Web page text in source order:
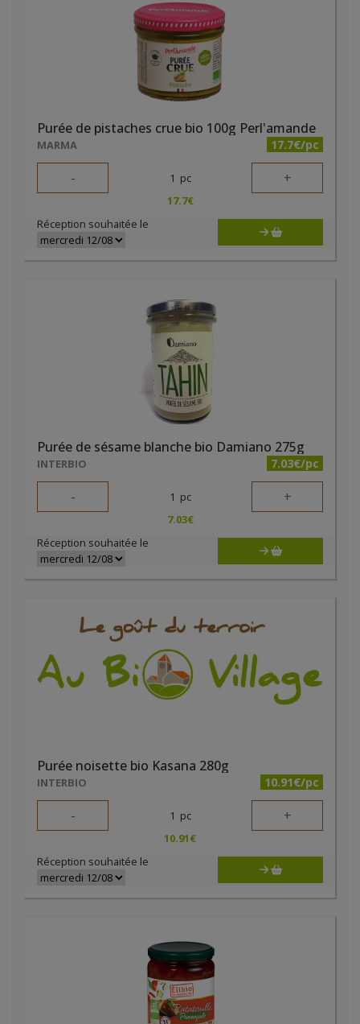
Purée de pistaches crue bio 100g Perl'amande
MARMA 17.7€/pc
- 1 pc +
17.7€
Réception souhaitée le
Purée de sésame blanche bio Damiano 275g
INTERBIO 7.03€/pc
- 1 pc +
7.03€
Réception souhaitée le
Purée noisette bio Kasana 280g
INTERBIO 10.91€/pc
- 1 pc +
10.91€
Réception souhaitée le